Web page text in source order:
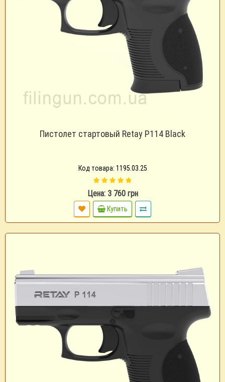
Пистолет стартовый Retay P114 Black
Код товара: 1195.03.25
Цена: 3 760 грн
Купить